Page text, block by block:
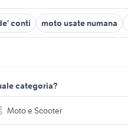
conti moto usate numana
categoria?
Moto e Scooter